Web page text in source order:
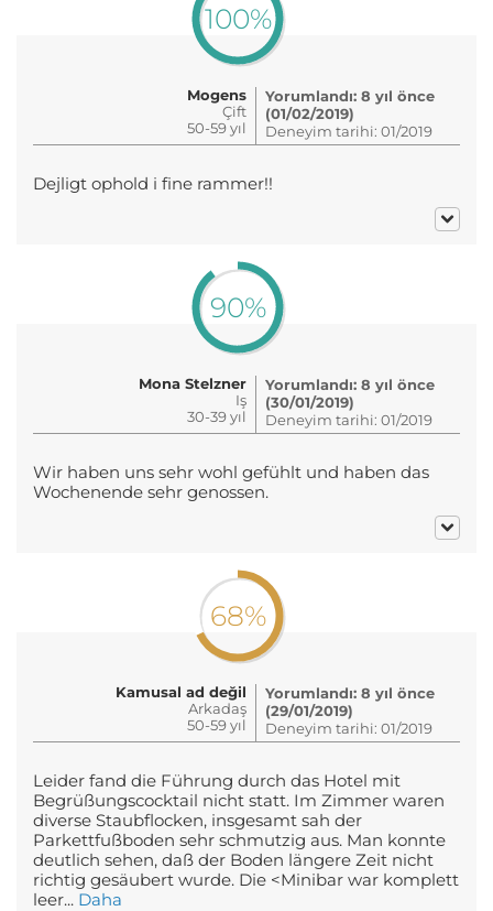
100%
Mogens
Çift
50-59 yıl
Yorumlandı: 8 yıl önce
(01/02/2019)
Deneyim tarihi: 01/2019
Dejligt ophold i fine rammer!!
90%
Mona Stelzner
Iş
30-39 yıl
Yorumlandı: 8 yıl önce
(30/01/2019)
Deneyim tarihi: 01/2019
Wir haben uns sehr wohl gefühlt und haben das
Wochenende sehr genossen.
68%
Kamusal ad değil
Arkadaş
50-59 yıl
Yorumlandı: 8 yıl önce
(29/01/2019)
Deneyim tarihi: 01/2019
Leider fand die Führung durch das Hotel mit
Begrüßungscocktail nicht statt. Im Zimmer waren
diverse Staubflocken, insgesamt sah der
Parkettfußboden sehr schmutzig aus. Man konnte
deutlich sehen, daß der Boden längere Zeit nicht
richtig gesäubert wurde. Die <Minibar war komplett
leer... Daha